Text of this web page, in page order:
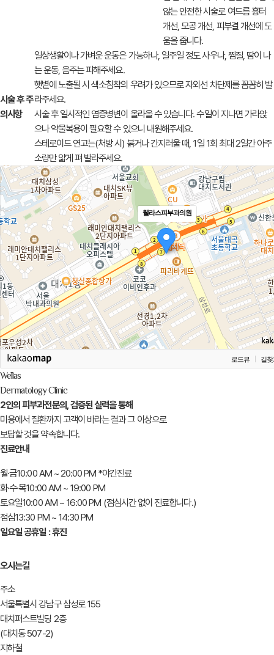
인체에 흡수된 후 일정기간이 지나
면분해되어 사라져 잔존물이 남지
않는 안전한 시술로 여드름 흉터
개선,모공 개선, 피부결 개선에 도
일상생활이나 가벼운 운동은 가능하나, 일주일 정도 사우나,찜질, 땀이 나
는 운동, 음주는 피해주세요.
햇볕에 노출될 시 색소침착의 우려가 있으므로 자외선차단제를 꼼꼼히 발
라주세요.
시술 후 일시적인 염증병변이 올라올 수 있습니다.수일이 지나면 가라앉
으나 약물복용이 필요할 수 있으니 내원해주세요.
스테로이드 연고는(처방 시) 붉거나 간지러울 때,1일 1회 최대 2일간 아주
소량만 얇게 펴 발라주세요.
웰라스피부과의원
Wellas
Dermatology Clinic
2인의 피부과전문의, 검증된 실력을 통해
미용에서 질환까지 고객이 바라는 결과 그 이상으로
진료안내
월·금10:00 AM ~ 20:00 PM*야간진료
화·수·목10:00 AM ~ 19:00 PM
토요일10:00 AM ~ 16:00 PM
오시는길
주소
서울특별시 강남구 삼성로 155
대치퍼스트빌딩 2층